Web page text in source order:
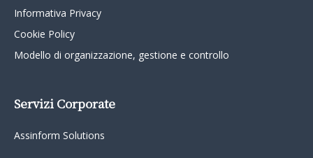
Informativa Privacy
Cookie Policy
Modello di organizzazione, gestione e controllo
Servizi Corporate
Assinform Solutions